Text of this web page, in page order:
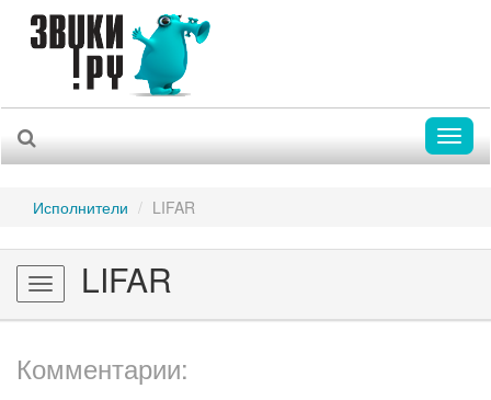
Исполнители LIFAR
Toggle
navigation
LIFAR
Комментарии: